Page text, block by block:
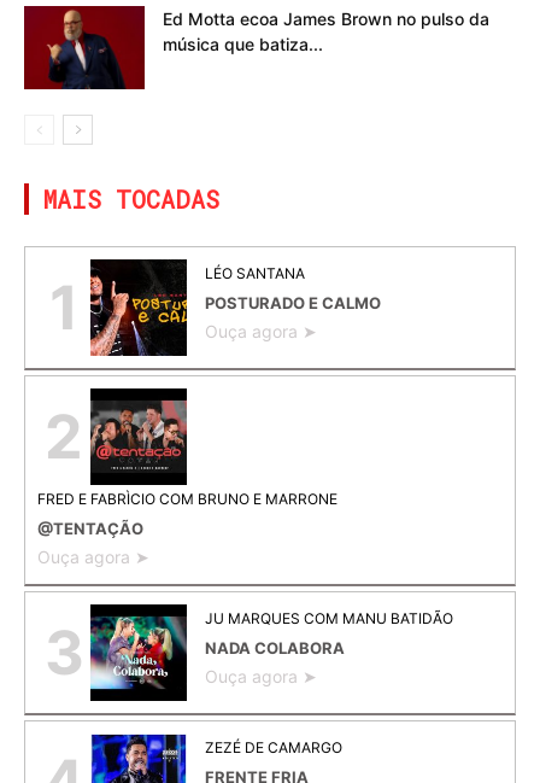
Ed Motta ecoa James Brown no pulso da
música que batiza...
MAIS TOCADAS
1 LÉO SANTANA
POSTURADO E CALMO
Ouça agora ➤
2
FRED E FABRÌCIO COM BRUNO E MARRONE
@TENTAÇÃO
Ouça agora ➤
3 JU MARQUES COM MANU BATIDÃO
NADA COLABORA
Ouça agora ➤
ZEZÉ DE CAMARGO
FRENTE FRIA